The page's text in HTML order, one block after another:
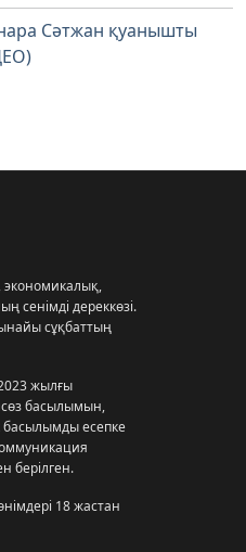
Сәтжан қуанышты
экономикалық,
сенімді дереккөзі.
сұқбаттың
жылғы
басылымын,
басылымды есепке
берілген.
18 жастан